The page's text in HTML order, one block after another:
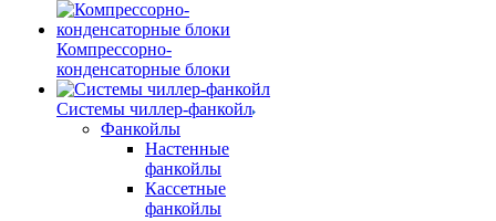
Компрессорно-
конденсаторные блоки
Системы чиллер-фанкойл
Фанкойлы
Настенные
фанкойлы
Кассетные
фанкойлы